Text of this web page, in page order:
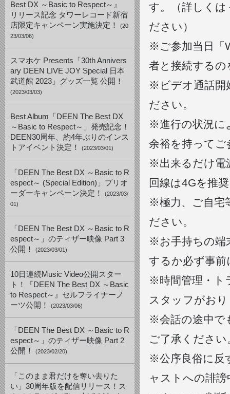
Best DX ～Basic to Respect～』
リリース記念 タワーレコード新宿
店限定キャンペーン実施決定！
(20
23/03/06)
スマホケ Presents「30th Annivers
ary DEEN LIVE JOY Special 日本
武道館 2023」グッズ一覧 公開！
(2023/03/03)
Best Album「DEEN The Best DX
～Basic to Respect～」発売記念！
DEEN30周年、約4年ぶりのインス
トアイベント決定！
(2023/03/01)
「DEEN The Best DX ～Basic to R
espect～ (Special Edition)」プリオ
ーダーキャンペーン決定！
(2023/03/
01)
「DEEN The Best DX ～Basic to R
espect～」のティザー映像 Part 3
公開！
(2023/03/01)
10日連続Music Video公開スター
ト！『DEEN The Best DX ～Basic
to Respect～』セルフライナーノ
ーツ公開！
(2023/03/06)
「DEEN The Best DX ～Basic to R
espect～」のティザー映像 Part 2
公開！
(2023/02/20)
「このまま君だけを奪い去りた
い」30周年版を配信リリース！ス
す。（詳しく
ださい）
※ご参加当日「
者と接続する
※ビデオ通話開
ださい。
※進行の状況に
余裕を持って
※出来るだけ電
回線は4Gを推
※極力、ご自宅
ださい。
※お手持ちの端
するか必ず事
※時間管理・ト
スタッフがお
※会話の途中で
ご了承ください
※公序良俗に反
ャストへの誹